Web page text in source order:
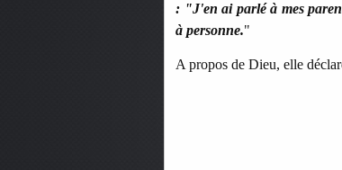
: "J'en ai parlé à mes
à personne."
A propos de Dieu, elle